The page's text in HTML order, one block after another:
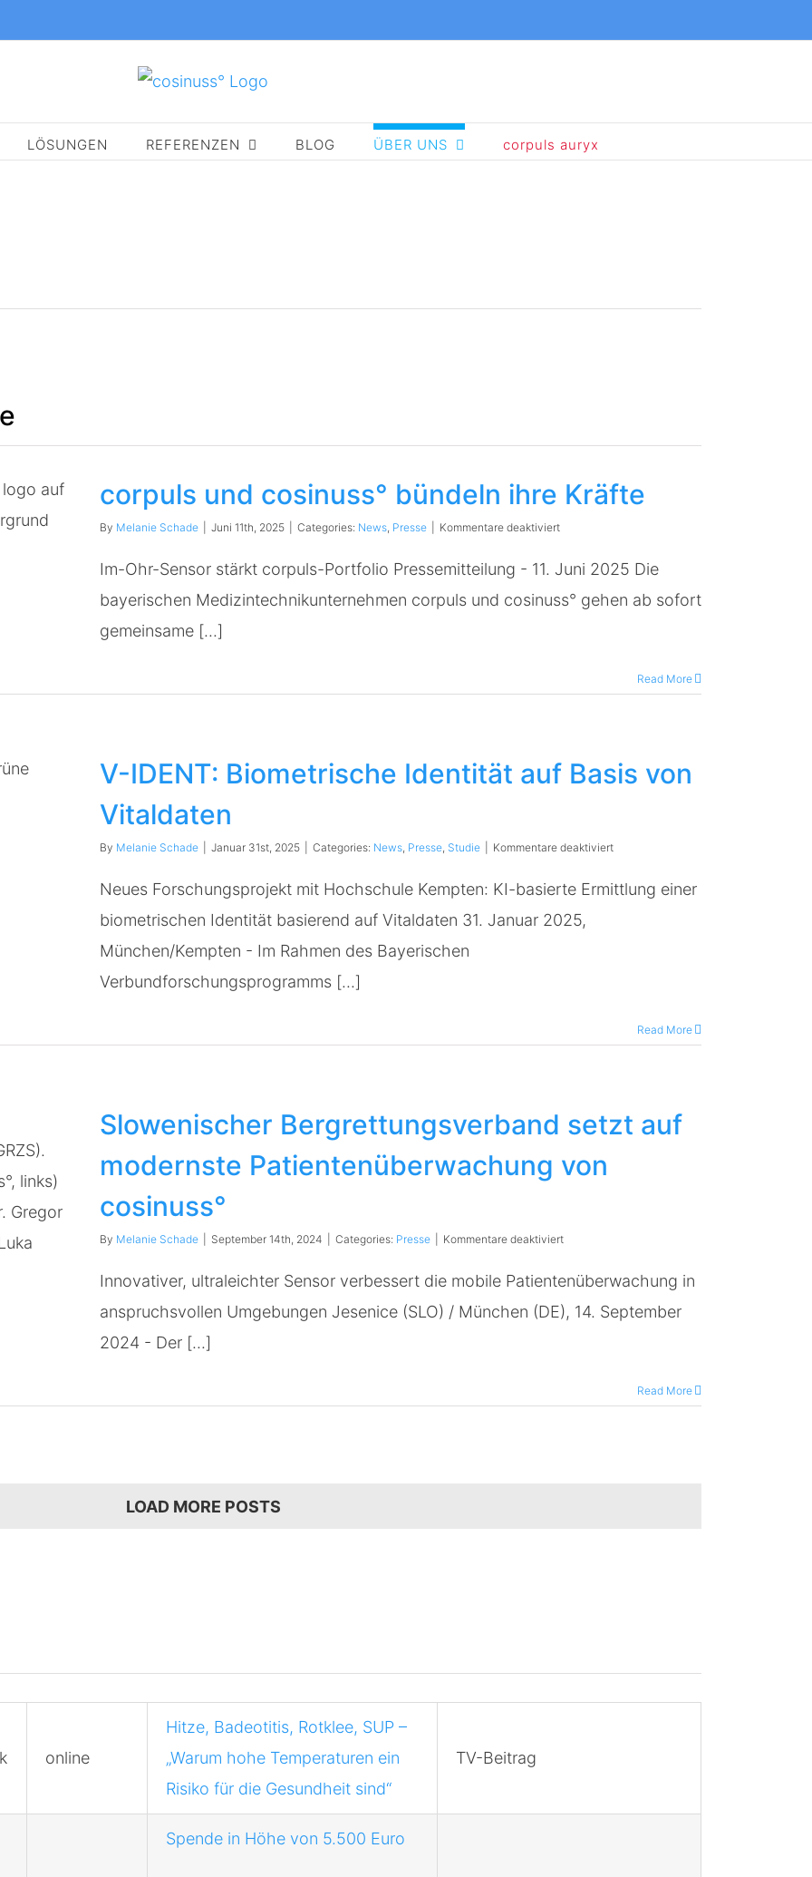
LÖSUNGEN REFERENZEN BLOG ÜBER UNS corpuls auryx
corpuls und cosinuss° bündeln ihre Kräfte
By Melanie Schade Juni 11th, 2025 Categories: News, Presse Kommentare deaktiviertfür
cosinuss°
bündeln
ihre
Im-Ohr-Sensor stärkt corpuls-Portfolio Pressemitteilung - 11. Juni 2025 Die
bayerischen Medizintechnikunternehmen corpuls und cosinuss° gehen ab sofort
gemeinsame [...]
Read More
V-IDENT: Biometrische Identität auf Basis von
Vitaldaten
By Melanie Schade Januar 31st, 2025 Categories: News, Presse, Studie Kommentare deaktiviertfür
Biometrische
Neues Forschungsprojekt mit Hochschule Kempten: KI-basierte Ermittlung einer
biometrischen Identität basierend auf Vitaldaten 31. Januar 2025,
München/Kempten - Im Rahmen des Bayerischen
Verbundforschungsprogramms [...]
Read More
Slowenischer Bergrettungsverband setzt auf
modernste Patientenüberwachung von
cosinuss°
By Melanie Schade September 14th, 2024 Categories: Presse Kommentare deaktiviertfür
setzt
auf
modernste
Innovativer, ultraleichter Sensor verbessert die mobile Patientenüberwachung in
anspruchsvollen Umgebungen Jesenice (SLO) / München (DE), 14. September
2024 - Der [...]
Read More
LOAD MORE POSTS
online
Hitze, Badeotitis, Rotklee, SUP –
„Warum hohe Temperaturen ein
Risiko für die Gesundheit sind“
TV-Beitrag
Spende in Höhe von 5.500 Euro